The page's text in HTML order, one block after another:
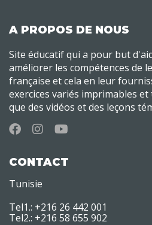
A PROPOS DE NOUS
Site éducatif qui a pour but
améliorer les compétences de
française et cela en leur
exercices variés imprimables
que des vidéos et des leçons
CONTACT
Tunisie
Tel1.: +216 26 442 001
Tel2.: +216 58 655 902